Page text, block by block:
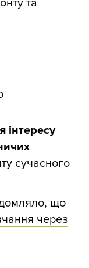
та
інтересу
сучасного
що
через